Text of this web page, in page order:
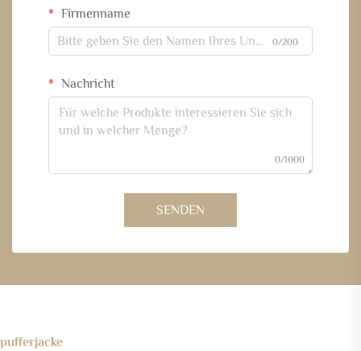
Firmenname
0/200
Nachricht
0/1000
SENDEN
pufferjacke